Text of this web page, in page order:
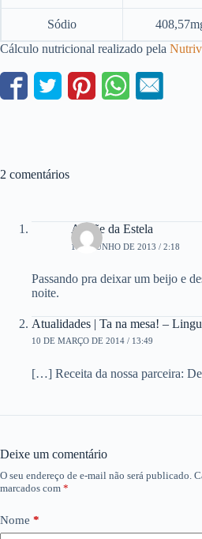
Sódio
Cálculo nutricional realizado pela
2 comentários
A Mãe da Estela
1 DE JUNHO DE 2013 / 2:18
Passando pra deixar um beijo e
noite.
Atualidades | Ta na mesa! –
10 DE MARÇO DE 2014 / 13:49
[…] Receita da nossa parceira:
Deixe um comentário
O seu endereço de e-mail não será publicado.
marcados com *
Nome *